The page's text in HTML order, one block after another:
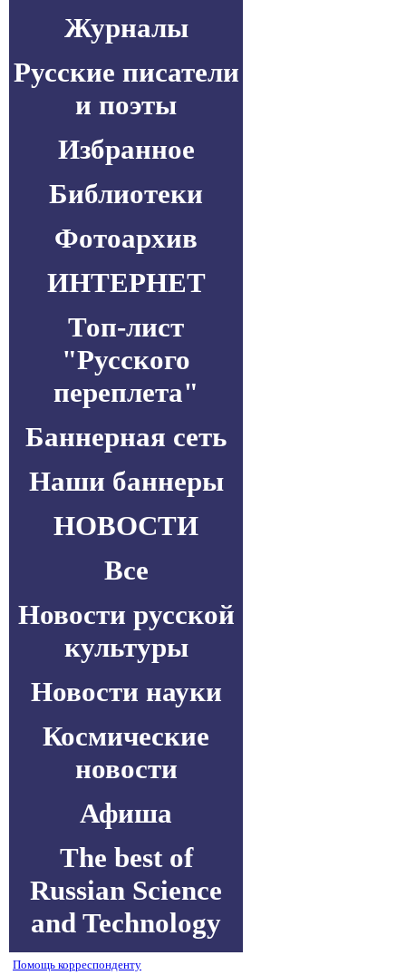
Журналы
Русские писатели
и поэты
Избранное
Библиотеки
Фотоархив
ИНТЕРНЕТ
Топ-лист
"Русского
переплета"
Баннерная сеть
Наши баннеры
НОВОСТИ
Все
Новости русской
культуры
Новости науки
Космические
новости
Афиша
The best of
Russian Science
and Technology
Помощь корреспонденту